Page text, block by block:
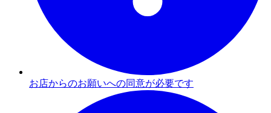
お店からのお願いへの同意が必要です